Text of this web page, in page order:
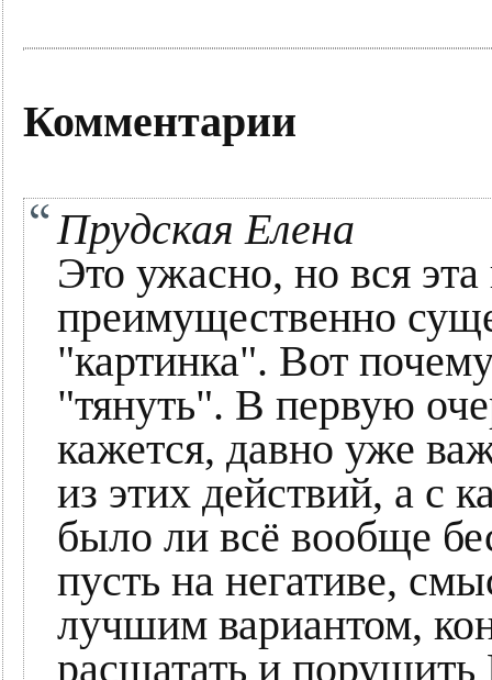
Комментарии
Прудская Елена
Это ужасно, но вся
преимущественно
"картинка". Вот
"тянуть". В первую
кажется, давно уже
из этих действий, а с
было ли всё вообще
пусть на негативе,
лучшим вариантом,
расшатать и